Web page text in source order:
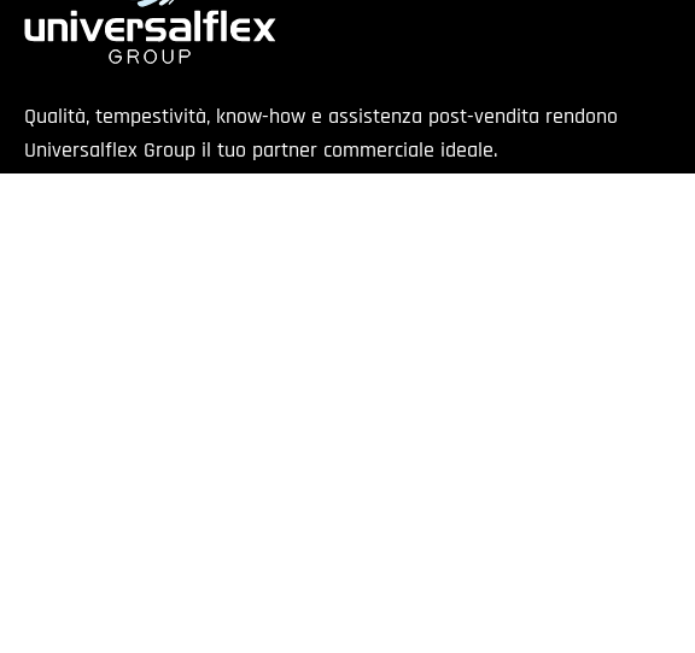
Qualità, tempestività, know-how e assistenza post-vendita rendono
Universalflex Group il tuo partner commerciale ideale.